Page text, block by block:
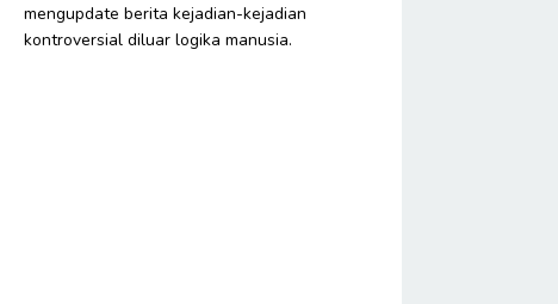
mengupdate berita kejadian-kejadian
kontroversial diluar logika manusia.